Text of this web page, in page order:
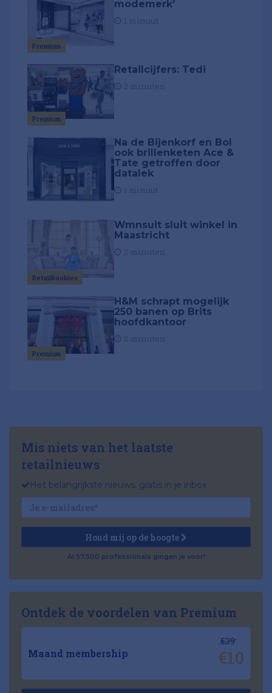
Premium
modemerk'
Premium
Retailcijfers: Tedi
Na de Bijenkorf en Bol
ook brillenketen Ace &
Tate getroffen door
datalek
RetailRookies
Wmnsuit sluit winkel in
Maastricht
Premium
H&M schrapt mogelijk
250 banen op Brits
hoofdkantoor
Mis niets van het laatste
retailnieuws
Het belangrijkste nieuws, gratis in je inbox
Houd mij op de hoogte
Al 57.500 professionals gingen je voor!
Ontdek de voordelen van Premium
Maand membership
€39
€10